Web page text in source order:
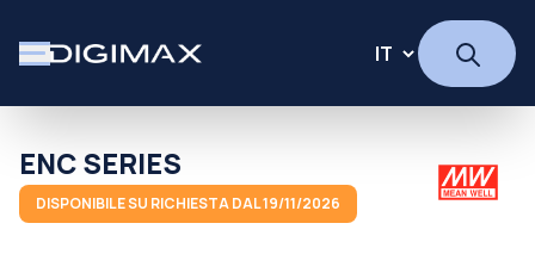
ENC SERIES
DISPONIBILE SU RICHIESTA DAL 19/11/2026